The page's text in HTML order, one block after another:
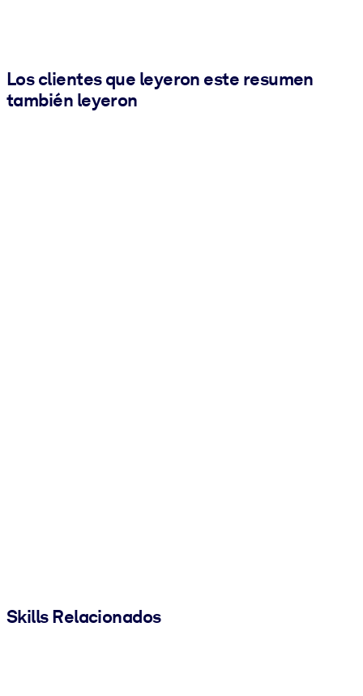
Los clientes que leyeron este resumen
también leyeron
Skills Relacionados